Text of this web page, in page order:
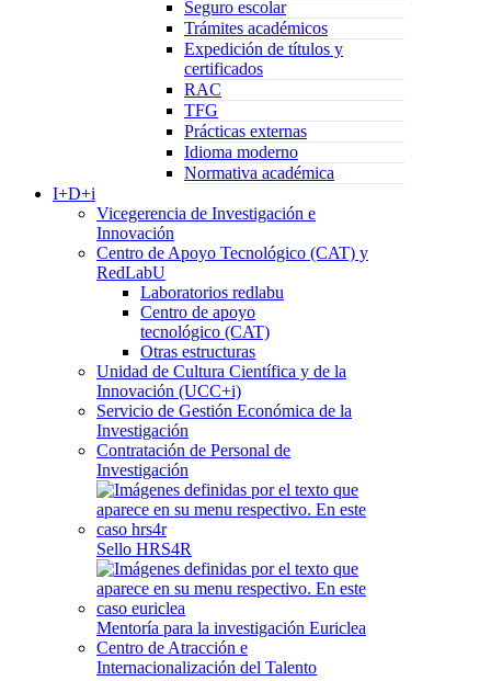
Seguro escolar
Trámites académicos
Expedición de títulos y
certificados
RAC
TFG
Prácticas externas
Idioma moderno
Normativa académica
I+D+i
Vicegerencia de Investigación e
Innovación
Centro de Apoyo Tecnológico (CAT) y
RedLabU
Laboratorios redlabu
Centro de apoyo
tecnológico (CAT)
Otras estructuras
Unidad de Cultura Científica y de la
Innovación (UCC+i)
Servicio de Gestión Económica de la
Investigación
Contratación de Personal de
Investigación
Sello HRS4R
Mentoría para la investigación Euriclea
Centro de Atracción e
Internacionalización del Talento